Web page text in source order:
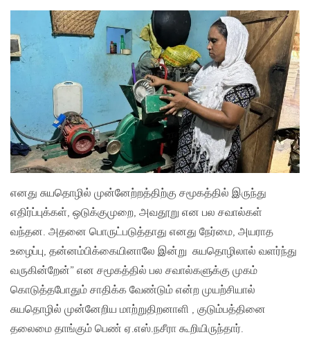
எனது சுயதொழில் முன்னேற்றத்திற்கு சமூகத்தில் இருந்து
எதிர்ப்புக்கள், ஒடுக்குமுறை, அவதூறு என பல சவால்கள்
வந்தன. அதனை பொருட்படுத்தாது எனது நேர்மை, அயராத
உழைப்பு, தன்னம்பிக்கையினாலே இன்று சுயதொழிலால் வளர்ந்து
வருகின்றேன்” என சமூகத்தில் பல சவால்களுக்கு முகம்
கொடுத்தபோதும் சாதிக்க வேண்டும் என்ற முயற்சியால்
சுயதொழில் முன்னேறிய மாற்றுதிறனாளி , குடும்பத்தினை
தலைமை தாங்கும் பெண் ஏ.எஸ்.நசீரா கூறியிருந்தார்.